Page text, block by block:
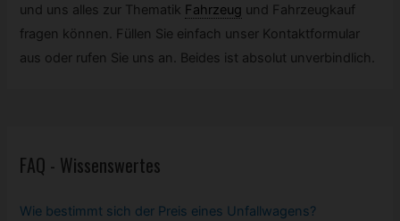
und uns alles zur Thematik Fahrzeug und Fahrzeugkauf
fragen können. Füllen Sie einfach unser Kontaktformular
aus oder rufen Sie uns an. Beides ist absolut unverbindlich.
FAQ - Wissenswertes
Wie bestimmt sich der Preis eines Unfallwagens?